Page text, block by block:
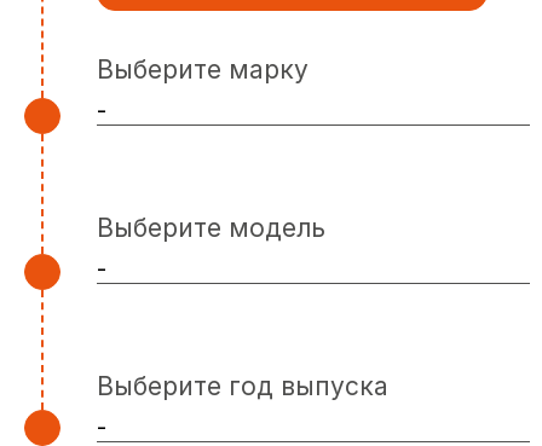
Выберите марку
Выберите модель
Выберите год выпуска